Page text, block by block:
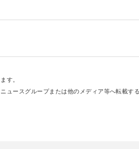
す。
ュースグループまたは他のメディア等へ転載す